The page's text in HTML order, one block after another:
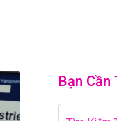
Bạn Cần